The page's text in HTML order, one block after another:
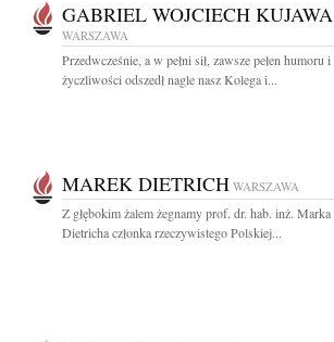
GABRIEL WOJCIECH KUJAWA
WARSZAWA
Przedwcześnie, a w pełni sił, zawsze pełen humoru i
życzliwości odszedł nagle nasz Kolega i...
MAREK DIETRICH WARSZAWA
Z głębokim żalem żegnamy prof. dr. hab. inż. Marka
Dietricha członka rzeczywistego Polskiej...